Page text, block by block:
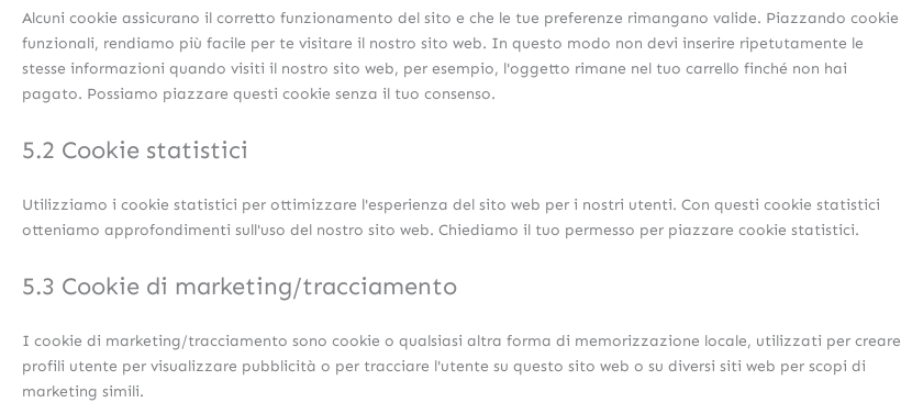
Alcuni cookie assicurano il corretto funzionamento del sito e che le tue preferenze rimangano valide. Piazzando cookie
funzionali, rendiamo più facile per te visitare il nostro sito web. In questo modo non devi inserire ripetutamente le
stesse informazioni quando visiti il nostro sito web, per esempio, l'oggetto rimane nel tuo carrello finché non hai
pagato. Possiamo piazzare questi cookie senza il tuo consenso.
5.2 Cookie statistici
Utilizziamo i cookie statistici per ottimizzare l'esperienza del sito web per i nostri utenti. Con questi cookie statistici
otteniamo approfondimenti sull'uso del nostro sito web. Chiediamo il tuo permesso per piazzare cookie statistici.
5.3 Cookie di marketing/tracciamento
I cookie di marketing/tracciamento sono cookie o qualsiasi altra forma di memorizzazione locale, utilizzati per creare
profili utente per visualizzare pubblicità o per tracciare l'utente su questo sito web o su diversi siti web per scopi di
marketing simili.